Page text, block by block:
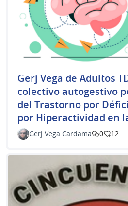
Gerj Vega de Adultos
colectivo autogestivo
del Trastorno por
por Hiperactividad en
Gerj Vega Cardama 0 12